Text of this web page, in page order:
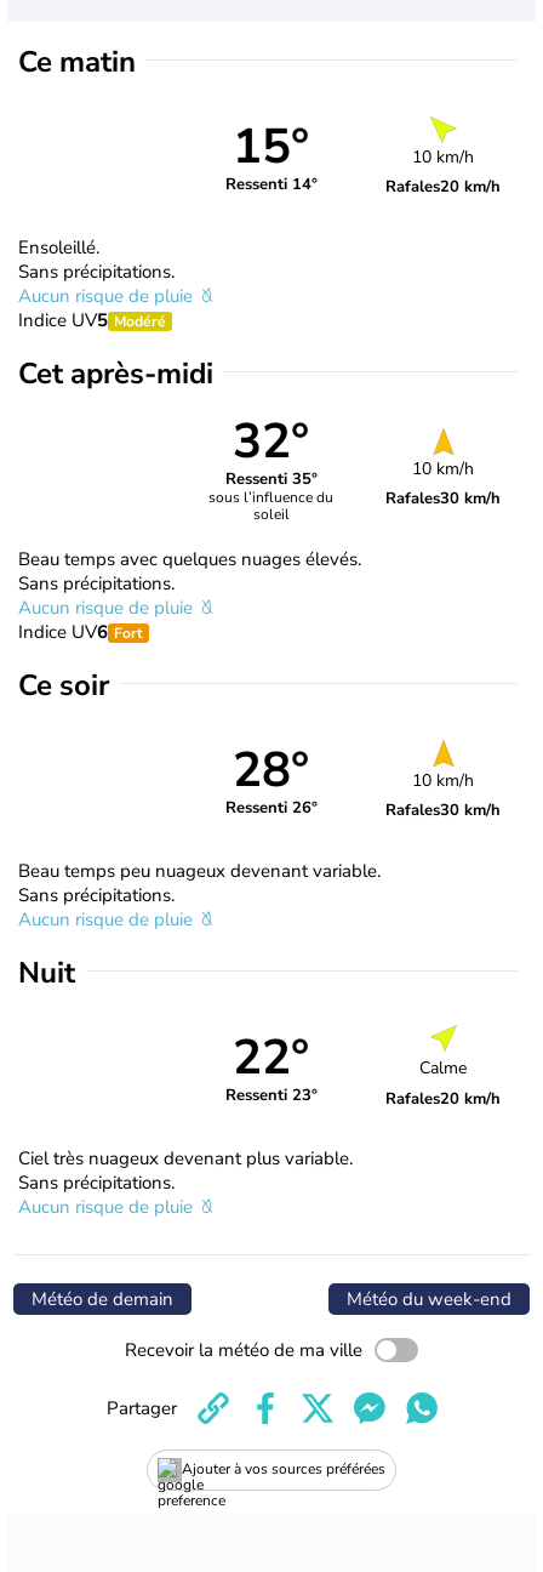
Ce matin
15°
Ressenti 14°
10 km/h
Rafales20 km/h
Ensoleillé.
Sans précipitations.
Aucun risque de pluie
Indice UV5 Modéré
Cet après-midi
32°
Ressenti 35°
sous l’influence du
soleil
10 km/h
Rafales30 km/h
Beau temps avec quelques nuages élevés.
Sans précipitations.
Aucun risque de pluie
Indice UV6 Fort
Ce soir
28°
Ressenti 26°
10 km/h
Rafales30 km/h
Beau temps peu nuageux devenant variable.
Sans précipitations.
Aucun risque de pluie
Nuit
22°
Ressenti 23°
Calme
Rafales20 km/h
Ciel très nuageux devenant plus variable.
Sans précipitations.
Aucun risque de pluie
Météo de demain Météo du week-end
Recevoir la météo de ma ville
Ajouter à vos sources préférées
Partager